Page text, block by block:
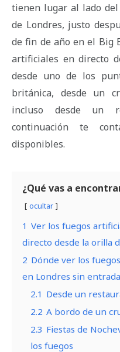
tienen lugar al lado
de Londres, justo
de fin de año en el Big
artificiales en directo
desde uno de los
británica, desde un
incluso desde un
continuación te
disponibles.
¿Qué vas a
ocultar
1 Ver los fuegos
directo desde la orilla
2 Dónde ver los
en Londres sin entrada
2.1 Desde un
2.2 A bordo de un
2.3 Fiestas de
los fuegos